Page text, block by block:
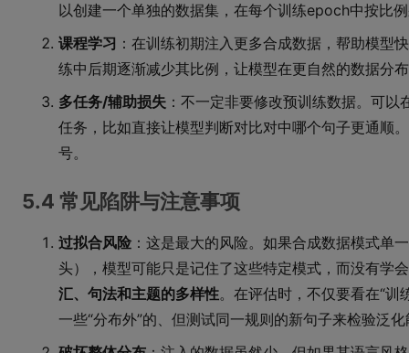
以创建一个单独的数据集，在每个训练epoch中按比
课程学习 ：在训练初期注入更多合成数据，帮助模型
练中后期逐渐减少其比例，让模型在更自然的数据分
多任务/辅助损失 ：不一定非要修改预训练数据。可
任务，比如直接让模型判断对比对中哪个句子更通顺
号。
5.4 常见陷阱与注意事项
过拟合风险 ：这是最大的风险。如果合成数据模式单
头），模型可能只是记住了这些特定模式，而没有学
汇、句法和主题的多样性。在评估时，不仅要看在“训
一些“分布外”的、但测试同一规则的新句子来检验泛